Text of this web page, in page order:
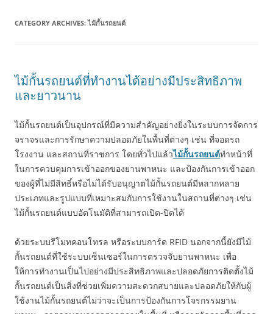
CATEGORY ARCHIVES:ไม้กั้นรถยนต์
ไม้กั้นรถยนต์ที่ทำงานได้อย่างมีประสิทธิภาพ
และยาวนาน
ไม้กั้นรถยนต์เป็นอุปกรณ์ที่มีความสำคัญอย่างยิ่งในระบบการจัดการ
จราจรและการรักษาความปลอดภัยในพื้นที่ต่างๆ เช่น ที่จอดรถ
โรงงาน และสถานที่ราชการ โดยทั่วไปแล้วไม้กั้นรถยนต์ทำหน้าที่
ในการควบคุมการเข้าออกของยานพาหนะ และป้องกันการเข้าออก
ของผู้ที่ไม่มีสิทธิ์หรือไม่ได้รับอนุญาตไม้กั้นรถยนต์มีหลากหลาย
ประเภทและรูปแบบที่เหมาะสมกับการใช้งานในสถานที่ต่างๆ เช่น
ไม้กั้นรถยนต์แบบอัตโนมัติที่สามารถเปิด-ปิดได้
ด้วยระบบรีโมทคอนโทรล หรือระบบการ์ด RFID นอกจากนี้ยังมีไม้
กั้นรถยนต์ที่ใช้ระบบเซ็นเซอร์ในการตรวจจับยานพาหนะ เพื่อ
ให้การทำงานเป็นไปอย่างมีประสิทธิภาพและปลอดภัยการติดตั้งไม้
กั้นรถยนต์เป็นสิ่งที่ช่วยเพิ่มความสะดวกสบายและปลอดภัยให้กับผู้
ใช้งานไม้กั้นรถยนต์ไม่ว่าจะเป็นการป้องกันการโจรกรรมยาน